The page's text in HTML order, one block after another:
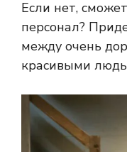
Если нет,
персонал?
между очень
красивыми